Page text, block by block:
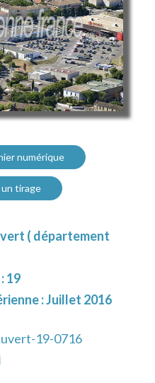
numérique
tirage
( département
19
: Juillet 2016
19-0716